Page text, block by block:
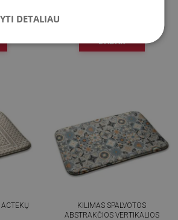
€
DABAR
KILIMAS SPALVOTOS
ABSTRAKČIOS VERTIKALIOS
DETALIAU